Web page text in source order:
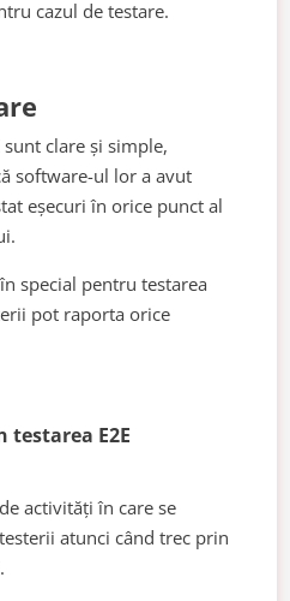
cazul de testare.
sunt clare și simple,
software-ul lor a avut
eșecuri în orice punct al
special pentru testarea
pot raporta orice
E2E
activități în care se
atunci când trec prin